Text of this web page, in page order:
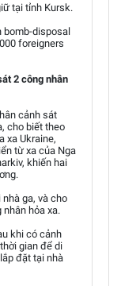
tại tỉnh Kursk.
bomb-disposal
foreigners
2 công nhân
cảnh sát
cho biết theo
xa Ukraine,
từ xa của Nga
khiến hai
ga, và cho
hỏa xa.
khi có cảnh
gian để di
đặt tại nhà